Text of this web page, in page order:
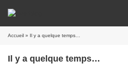
Accueil » Il y a quelque temps…
Il y a quelque temps…